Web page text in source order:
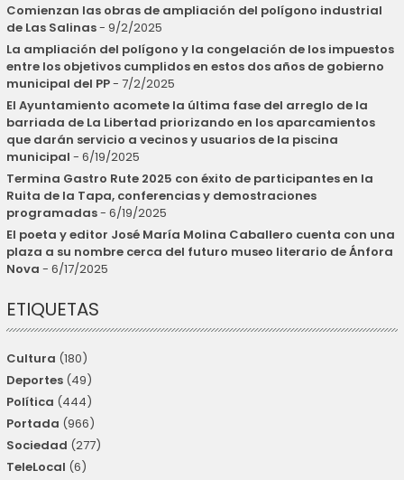
Comienzan las obras de ampliación del polígono industrial
de Las Salinas- 9/2/2025
La ampliación del polígono y la congelación de los impuestos
entre los objetivos cumplidos en estos dos años de gobierno
municipal del PP- 7/2/2025
El Ayuntamiento acomete la última fase del arreglo de la
barriada de La Libertad priorizando en los aparcamientos
que darán servicio a vecinos y usuarios de la piscina
municipal - 6/19/2025
Termina Gastro Rute 2025 con éxito de participantes en la
Ruita de la Tapa, conferencias y demostraciones
programadas- 6/19/2025
El poeta y editor José María Molina Caballero cuenta con una
plaza a su nombre cerca del futuro museo literario de Ánfora
Nova - 6/17/2025
ETIQUETAS
Cultura (180)
Deportes (49)
Política (444)
Portada (966)
Sociedad (277)
TeleLocal (6)